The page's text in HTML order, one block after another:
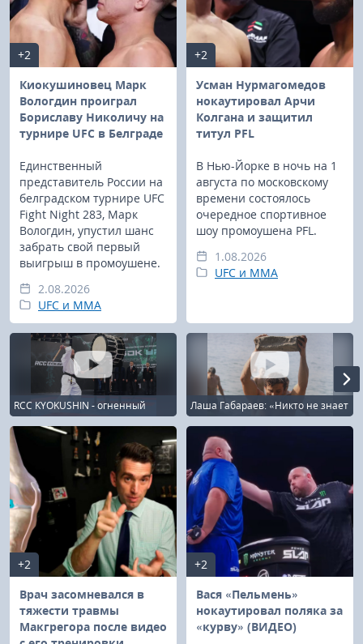
+2
Киокушиновец Марк
Вологдин проиграл
Бориславу Николичу на
турнире UFC в Белграде
Единственный
представитель России на
белградском турнире UFC
Fight Night 283, Марк
Вологдин, упустил шанс
забрать свой первый
выигрыш в промоушене.
2.08.2026
UFC и MMA
+2
Усман Нурмагомедов
нокаутировал Арчи
Колгана и защитил
титул PFL
В Нью-Йорке в ночь на 1
августа по московскому
времени состоялось
очередное спортивное
шоу промоушена PFL.
1.08.2026
UFC и MMA
RCC KYOKUSHIN - огненный
Лаша Габараев: «Никто не знает
+2
Врач засомневался в
тяжести травмы
Макгрегора после видео
+2
Вася «Пельмень»
нокаутировал поляка за
«курву» (ВИДЕО)